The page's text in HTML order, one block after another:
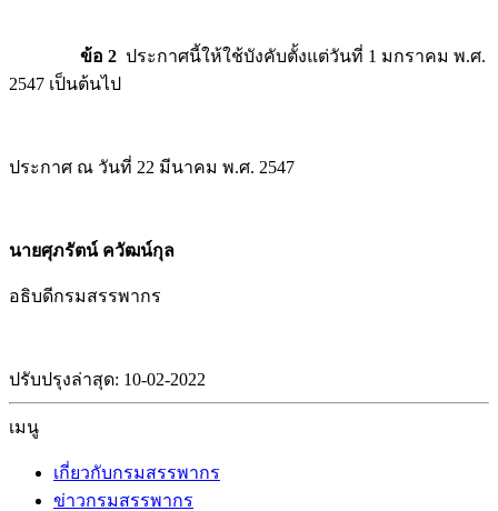
ข้อ 2 ประกาศนี้ให้ใช้บังคับตั้งแต่วันที่ 1 มกราคม พ.ศ.
2547 เป็นต้นไป
ประกาศ ณ วันที่ 22 มีนาคม พ.ศ. 2547
นายศุภรัตน์ ควัฒน์กุล
อธิบดีกรมสรรพากร
ปรับปรุงล่าสุด: 10-02-2022
เมนู
เกี่ยวกับกรมสรรพากร
ข่าวกรมสรรพากร